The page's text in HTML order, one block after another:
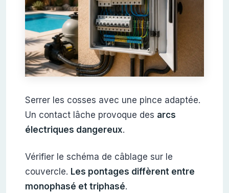
Serrer les cosses avec une pince adaptée.
Un contact lâche provoque des arcs
électriques dangereux.
Vérifier le schéma de câblage sur le
couvercle. Les pontages diffèrent entre
monophasé et triphasé.